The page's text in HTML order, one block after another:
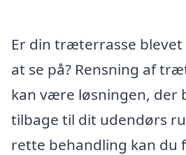
Er din træterrasse
at se på? Rensning af
kan være løsningen, der
tilbage til dit udendørs
rette behandling kan du